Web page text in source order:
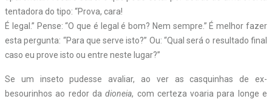
tentadora do tipo: “Prova, cara!
É legal.” Pense: “O que é legal é bom? Nem sempre.” É melhor fazer
esta pergunta: “Para que serve isto?” Ou: “Qual será o resultado final
caso eu prove isto ou entre neste lugar?”
Se um inseto pudesse avaliar, ao ver as casquinhas de ex-
besourinhos ao redor dadioneia, com certeza voaria para longe e